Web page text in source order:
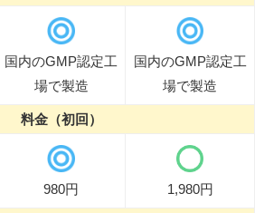
国内のGMP認定工
場で製造
国内のGMP認定工
場で製造
料金（初回）
980円 1,980円